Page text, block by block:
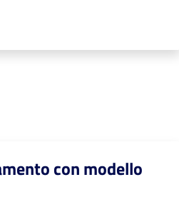
con modello